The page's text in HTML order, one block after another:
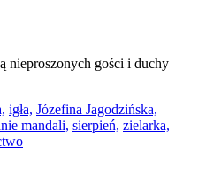
nieproszonych gości i duchy
igła, Józefina Jagodzińska,
mandali, sierpień, zielarka,